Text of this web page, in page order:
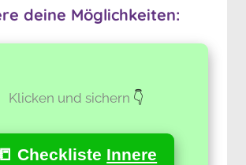
deine Möglichkeiten:
Klicken und sichern 👇
📒 Checkliste Innere